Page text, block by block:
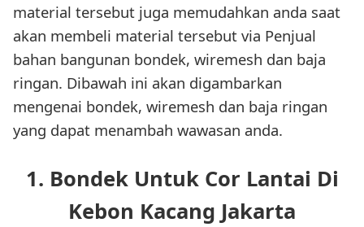
material tersebut juga memudahkan anda saat
akan membeli material tersebut via Penjual
bahan bangunan bondek, wiremesh dan baja
ringan. Dibawah ini akan digambarkan
mengenai bondek, wiremesh dan baja ringan
yang dapat menambah wawasan anda.
1. Bondek Untuk Cor Lantai Di
Kebon Kacang Jakarta